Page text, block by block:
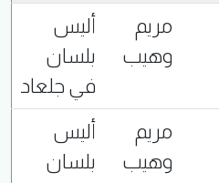
مريم
وهيب
أليس
بلسان
في جلعاد
مريم
وهيب
أليس
بلسان